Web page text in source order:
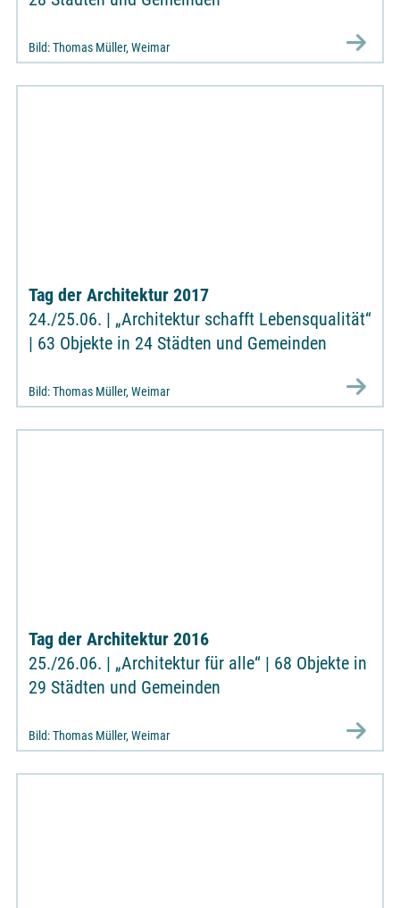
Bild: Thomas Müller, Weimar
Tag der Architektur 2017
24./25.06. | „Architektur schafft Lebensqualität“
| 63 Objekte in 24 Städten und Gemeinden
Bild: Thomas Müller, Weimar
Tag der Architektur 2016
25./26.06. | „Architektur für alle“ | 68 Objekte in
29 Städten und Gemeinden
Bild: Thomas Müller, Weimar